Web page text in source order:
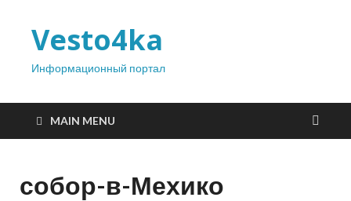
Vesto4ka
Информационный портал
MAIN MENU
собор-в-Мехико